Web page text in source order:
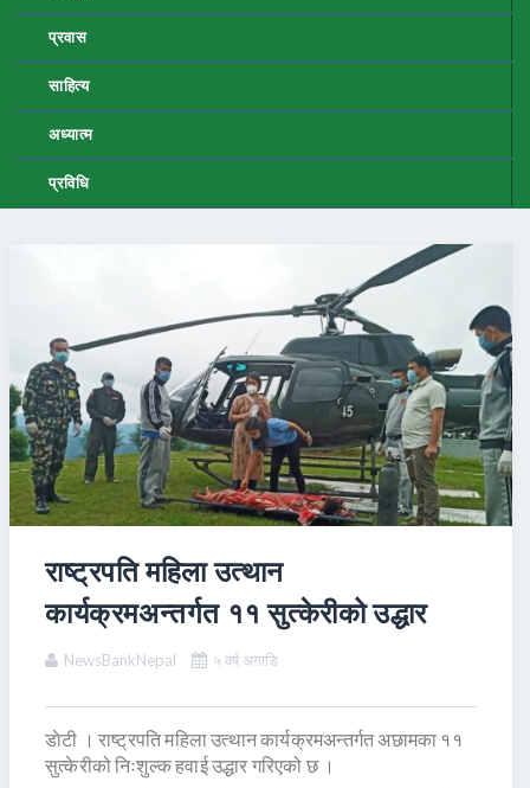
प्रवास
साहित्य
अध्यात्म
प्रविधि
राष्ट्रपति महिला उत्थान
कार्यक्रमअन्तर्गत ११ सुत्केरीको उद्धार
NewsBankNepal ५ वर्ष अगाडि
डाेटी । राष्ट्रपति महिला उत्थान कार्यक्रमअन्तर्गत अछामका ११
सुत्केरीको निःशुल्क हवाई उद्धार गरिएको छ ।